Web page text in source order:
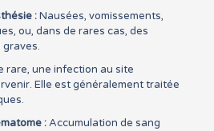
:Nausées, vomissements,
ou, dans de rares cas, des
graves.
rare, une infection au site
Elle est généralement traitée
:Accumulation de sang